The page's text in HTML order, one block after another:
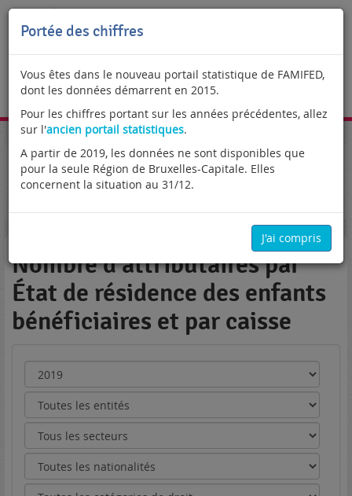
Portée des chiffres
Vous êtes dans le nouveau portail statistique de FAMIFED,
dont les données démarrent en 2015.
Pour les chiffres portant sur les années précédentes, allez
sur l'ancien portail statistiques.
A partir de 2019, les données ne sont disponibles que
pour la seule Région de Bruxelles-Capitale. Elles
concernent la situation au 31/12.
J'ai compris
FR
Portail statistique
Enfants élevés hors du royaume
Règlements Européens
Attributaires
Nombre d'attributaires par État de résidence des enfants
Nombre d'attributaires par
État de résidence des enfants
bénéficiaires et par caisse